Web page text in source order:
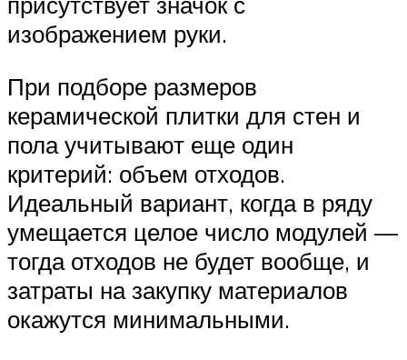
изображением руки.
При подборе размеров
керамической плитки для стен и
пола учитывают еще один
критерий: объем отходов.
Идеальный вариант, когда в ряду
умещается целое число модулей —
тогда отходов не будет вообще, и
затраты на закупку материалов
окажутся минимальными.